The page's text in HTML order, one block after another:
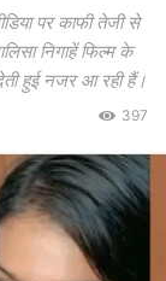
पर काफी तेजी से
निगाहें फिल्म के
हुई नजर आ रही हैं।
397